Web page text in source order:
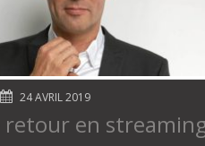
24 AVRIL 2019
retour en